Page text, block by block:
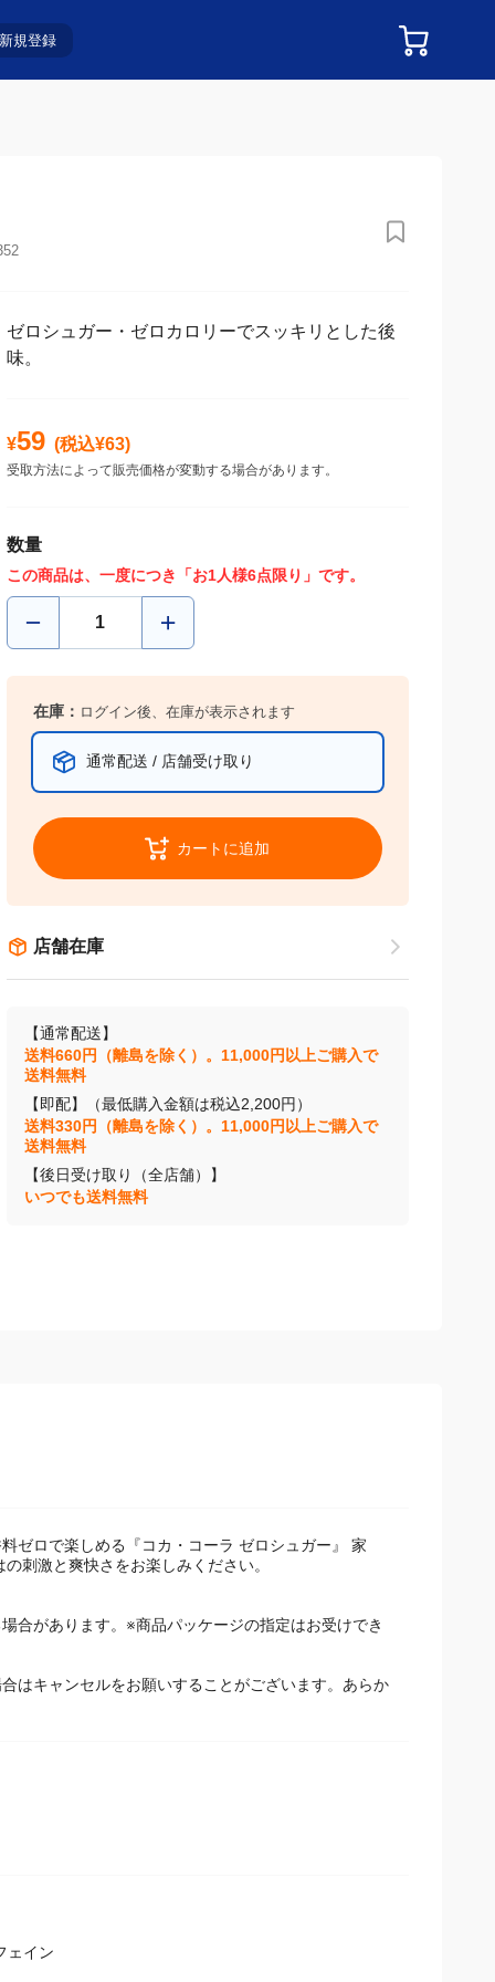
新規登録
ゼロシュガー・ゼロカロリーでスッキリとした後
味。
¥59 (税込¥63)
受取方法によって販売価格が変動する場合があります。
数量
この商品は、一度につき「お1人様6点限り」です。
在庫： ログイン後、在庫が表示されます
通常配送 / 店舗受け取り
カートに追加
店舗在庫
【通常配送】
送料660円（離島を除く）。11,000円以上ご購入で
送料無料
【即配】（最低購入金額は税込2,200円）
送料330円（離島を除く）。11,000円以上ご購入で
送料無料
【後日受け取り（全店舗）】
いつでも送料無料
ゼロで楽しめる『コカ・コーラ ゼロシュガー』 家
刺激と爽快さをお楽しみください。
合があります。※商品パッケージの指定はお受けでき
はキャンセルをお願いすることがございます。あらか
ェイン